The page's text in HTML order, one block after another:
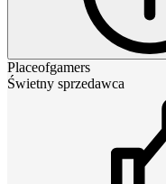
Placeofgamers
Świetny sprzedawca